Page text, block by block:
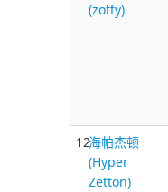
(zoffy)
12海帕杰顿
(Hyper
Zetton)